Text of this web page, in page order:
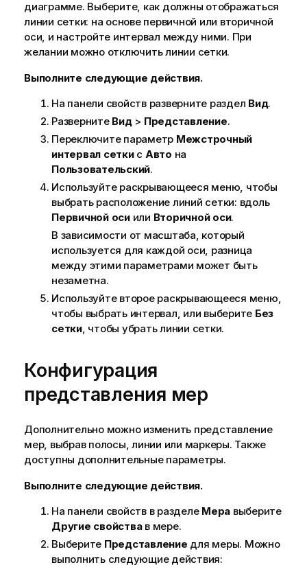
диаграмме. Выберите, как должны отображаться
линии сетки: на основе первичной или вторичной
оси, и настройте интервал между ними. При
желании можно отключить линии сетки.
Выполните следующие действия.
На панели свойств разверните раздел Вид.
Разверните Вид> Представление.
Переключите параметр Межстрочный
интервал сеткис Авто на
Пользовательский.
Используйте раскрывающееся меню, чтобы
выбрать расположение линий сетки: вдоль
Первичной осиили Вторичной оси.
В зависимости от масштаба, который
используется для каждой оси, разница
между этими параметрами может быть
незаметна.
Используйте второе раскрывающееся меню,
чтобы выбрать интервал, или выберите Без
сетки, чтобы убрать линии сетки.
Конфигурация
представления мер
Дополнительно можно изменить представление
мер, выбрав полосы, линии или маркеры. Также
доступны дополнительные параметры.
Выполните следующие действия.
На панели свойств в разделе Мера выберите
Другие свойствав мере.
Выберите Представление для меры. Можно
выполнить следующие действия: